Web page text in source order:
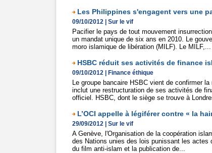
Les Philippines s'engagent vers une
09/10/2012 Sur le vif
Pacifier le pays de tout mouvement
un mandat unique de six ans en 2010. Le
moro islamique de libération (MILF). Le MILF,...
HSBC réduit ses activités de finance
09/10/2012 Finance éthique
Le groupe bancaire HSBC vient de confirmer
inclut une restructuration de ses activités de
officiel. HSBC, dont le siège se trouve à
L’OCI appelle à légiférer contre « la
29/09/2012 Sur le vif
A Genève, l'Organisation de la coopération
des Nations unies des lois punissant les
du film anti-islam et la publication de...